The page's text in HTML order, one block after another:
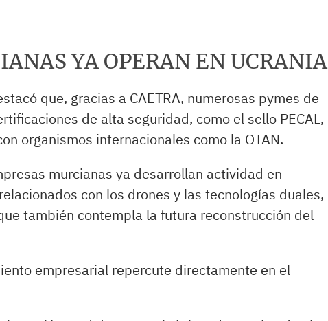
YA OPERAN EN UCRANIA
que, gracias a CAETRA, numerosas pymes de
de alta seguridad, como el sello PECAL,
organismos internacionales como la OTAN.
murcianas ya desarrollan actividad en
con los drones y las tecnologías duales,
también contempla la futura reconstrucción del
empresarial repercute directamente en el